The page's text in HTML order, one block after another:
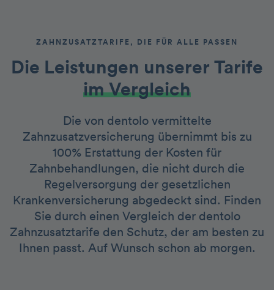
ZAHNZUSATZTARIFE, DIE FÜR ALLE PASSEN
Die Leistungen unserer Tarife
im Vergleich
Die von dentolo vermittelte
Zahnzusatzversicherung übernimmt bis zu
100% Erstattung der Kosten für
Zahnbehandlungen, die nicht durch die
Regelversorgung der gesetzlichen
Krankenversicherung abgedeckt sind. Finden
Sie durch einen Vergleich der dentolo
Zahnzusatztarife den Schutz, der am besten zu
Ihnen passt. Auf Wunsch schon ab morgen.